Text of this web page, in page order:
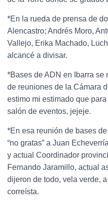
*En la rueda de prensa de
Alencastro; Andrés Moro,
Vallejo, Erika Machado,
alcancé a divisar.
*Bases de ADN en Ibarra se
de reuniones de la Cámara
estimo mi estimado que
salón de eventos, jejeje.
*En esa reunión de bases
“no gratas” a Juan
y actual Coordinador
Fernando Jaramillo, actual
dijeron de todo, vela verde,
correísta.